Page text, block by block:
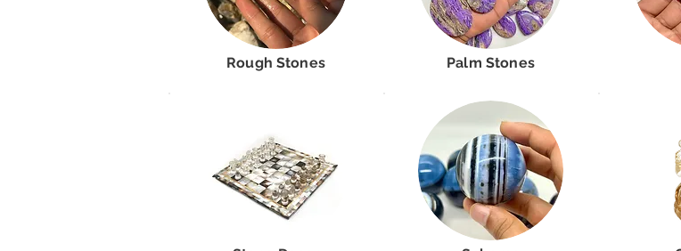
Rough Stones Palm Stones